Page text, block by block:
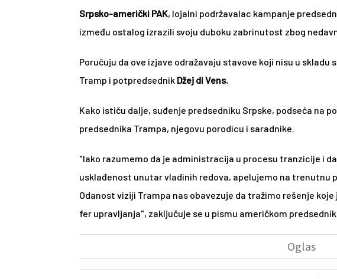
Srpsko-američki PAK, lojalni podržavalac kampanje
između ostalog izrazili svoju duboku zabrinutost zbog
Poručuju da ove izjave odražavaju stavove koji nisu u
Tramp i potpredsednik Džej di Vens.
Kako ističu dalje, suđenje predsedniku Srpske, podseća na
predsednika Trampa, njegovu porodicu i saradnike.
"Iako razumemo da je administracija u procesu tranzicije i
usklađenost unutar vladinih redova, apelujemo na trenutnu
Odanost viziji Trampa nas obavezuje da tražimo rešenje
fer upravljanja", zaključuje se u pismu američkom